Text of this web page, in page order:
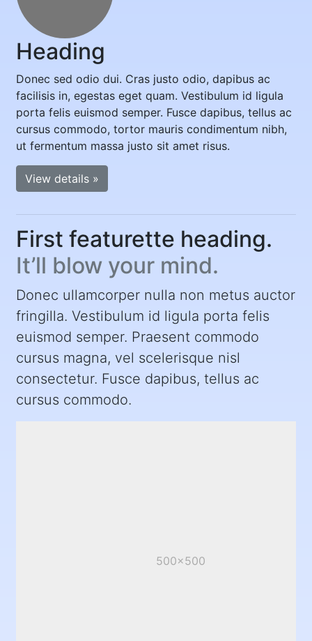
Heading
Donec sed odio dui. Cras justo odio, dapibus ac
facilisis in, egestas eget quam. Vestibulum id ligula
porta felis euismod semper. Fusce dapibus, tellus ac
cursus commodo, tortor mauris condimentum nibh,
ut fermentum massa justo sit amet risus.
View details »
First featurette heading.
It’ll blow your mind.
Donec ullamcorper nulla non metus auctor
fringilla. Vestibulum id ligula porta felis
euismod semper. Praesent commodo
cursus magna, vel scelerisque nisl
consectetur. Fusce dapibus, tellus ac
cursus commodo.
500x500